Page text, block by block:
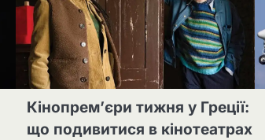
Кінопрем’єри тижня у Греції:
що подивитися в кінотеатрах